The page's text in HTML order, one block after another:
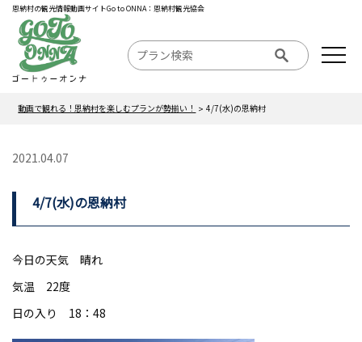
恩納村の観光情報動画サイトGo to ONNA：恩納村観光協会
動画で観れる！恩納村を楽しむプランが勢揃い！ 4/7(水)の恩納村
2021.04.07
4/7(水)の恩納村
今日の天気 晴れ
気温 22度
日の入り 18：48